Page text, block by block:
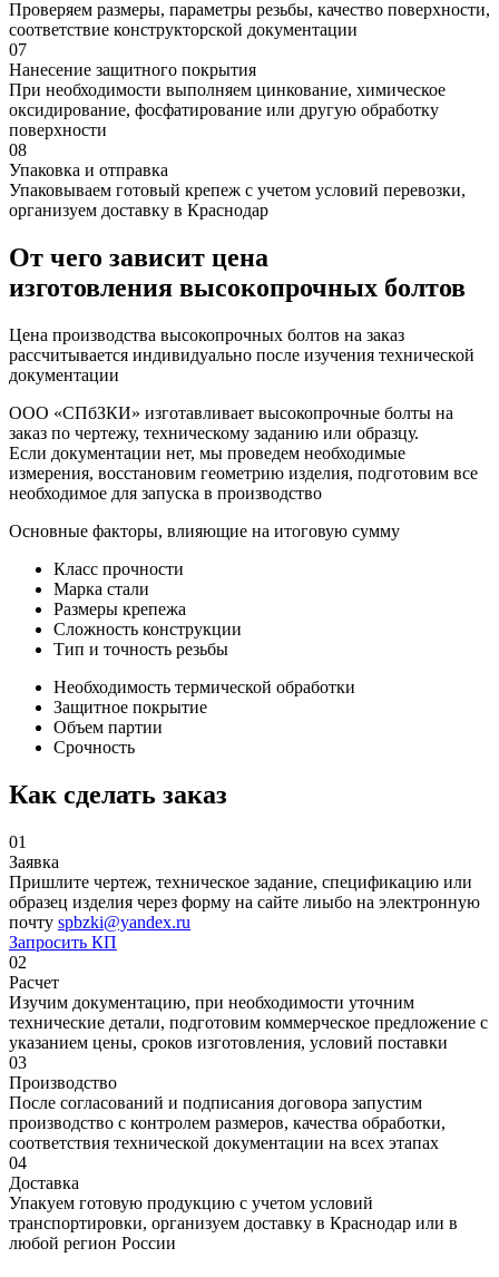
Проверяем размеры, параметры резьбы, качество поверхности,
соответствие конструкторской документации
07
Нанесение защитного покрытия
При необходимости выполняем цинкование, химическое
оксидирование, фосфатирование или другую обработку
поверхности
08
Упаковка и отправка
Упаковываем готовый крепеж с учетом условий перевозки,
организуем доставку в Краснодар
От чего зависит цена
изготовления высокопрочных болтов
Цена производства высокопрочных болтов на заказ
рассчитывается индивидуально после изучения технической
документации
ООО «СПбЗКИ» изготавливает высокопрочные болты на
заказ по чертежу, техническому заданию или образцу.
Если документации нет, мы проведем необходимые
измерения, восстановим геометрию изделия, подготовим все
необходимое для запуска в производство
Основные факторы, влияющие на итоговую сумму
Класс прочности
Марка стали
Размеры крепежа
Сложность конструкции
Тип и точность резьбы
Необходимость термической обработки
Защитное покрытие
Объем партии
Срочность
Как сделать заказ
01
Заявка
Пришлите чертеж, техническое задание, спецификацию или
образец изделия через форму на сайте лиыбо на электронную
почту spbzki@yandex.ru
Запросить КП
02
Расчет
Изучим документацию, при необходимости уточним
технические детали, подготовим коммерческое предложение с
указанием цены, сроков изготовления, условий поставки
03
Производство
После согласований и подписания договора запустим
производство с контролем размеров, качества обработки,
соответствия технической документации на всех этапах
04
Доставка
Упакуем готовую продукцию с учетом условий
транспортировки, организуем доставку в Краснодар или в
любой регион России